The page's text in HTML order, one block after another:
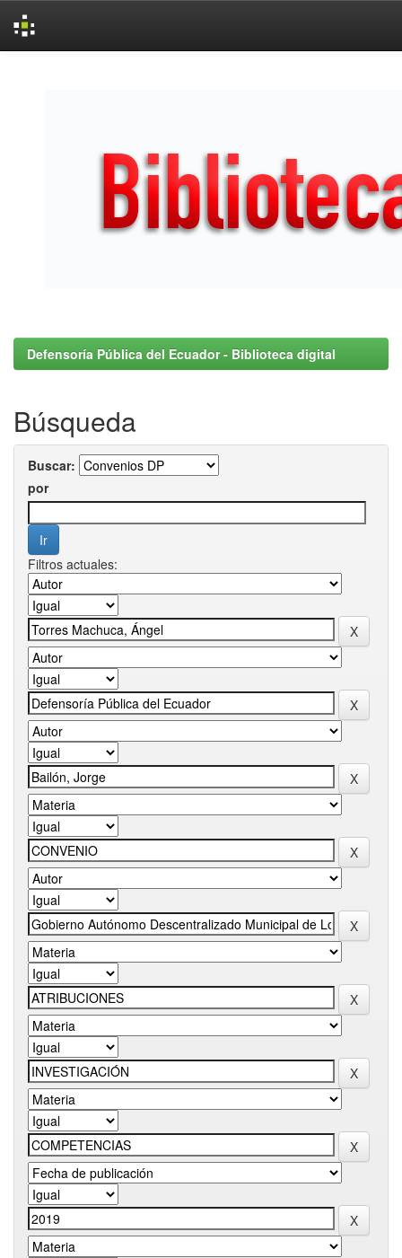
Defensoría Pública del Ecuador - Biblioteca digital
Búsqueda
Buscar:
por
Filtros actuales: